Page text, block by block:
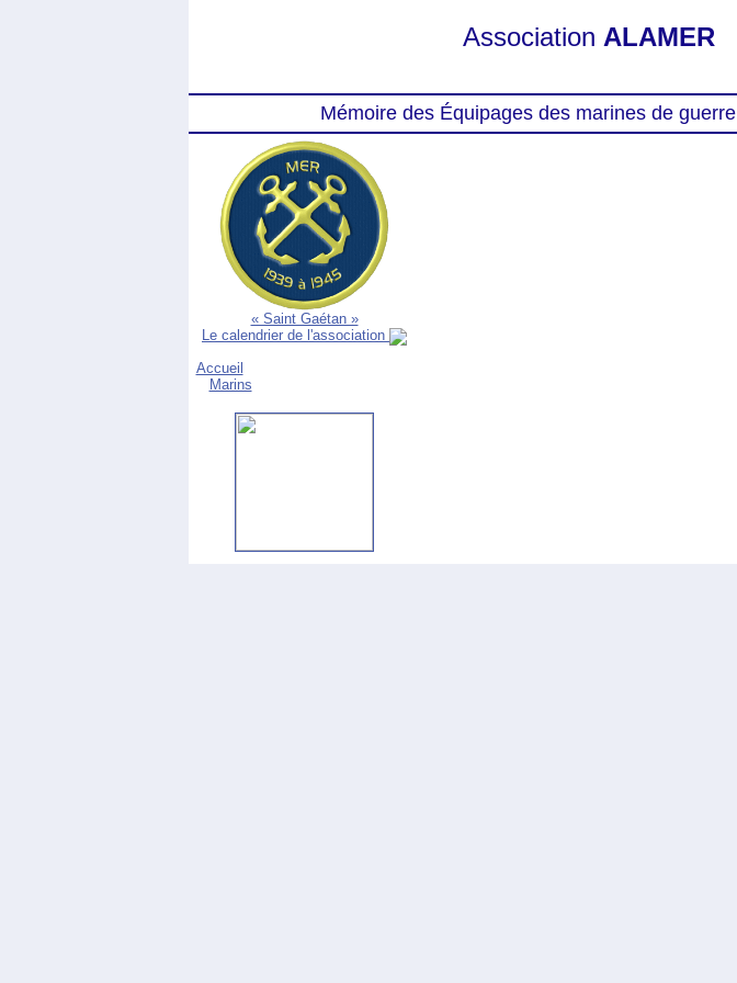
Association ALAMER
Mémoire des Équipages des marines de
« Saint Gaétan »
Le calendrier de l'association
Accueil
Marins